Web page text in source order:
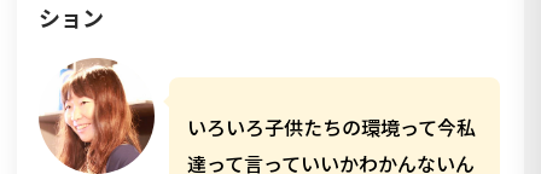
ション
いろいろ子供たちの環境って今私
達って言っていいかわかんないん